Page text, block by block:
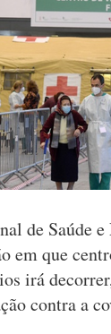
de Saúde
em que
irá
contra a